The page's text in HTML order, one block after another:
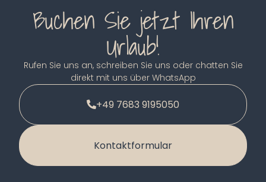
Buchen Sie jetzt Ihren
Urlaub!
Rufen Sie uns an, schreiben Sie uns oder chatten Sie
direkt mit uns über WhatsApp
+49 7683 9195050
Kontaktformular